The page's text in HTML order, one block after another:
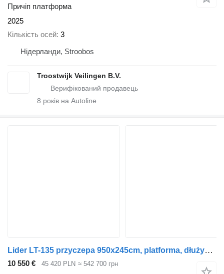
Причіп платформа
2025
Кількість осей 3
Нідерланди, Stroobos
Troostwijk Veilingen B.V.
8 років на Autoline
Lider LT-135 przyczepa 950x245cm, platforma, dłużyca, ciężarowa, DMC 3
10 550 € 45 420 PLN ≈ 542 700 грн